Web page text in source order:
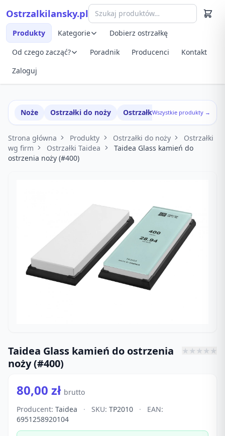
Ostrzalkilansky.pl
Produkty Kategorie
Dobierz ostrzałkę
Od czego zacząć?
Poradnik Producenci
Kontakt
Zaloguj
Noże Ostrzałki do noży Ostrzałki w zestawach
Wszystkie produkty →
Strona główna Produkty Ostrzałki do noży
Ostrzałki
wg firm
Ostrzałki Taidea
Taidea Glass kamień do
ostrzenia noży (#400)
Taidea Glass kamień do ostrzenia
noży (#400)
★★★★★
80,00 zł brutto
Producent: Taidea · SKU: TP2010 ·
EAN:
6951258920104
Szybki podgląd produktu